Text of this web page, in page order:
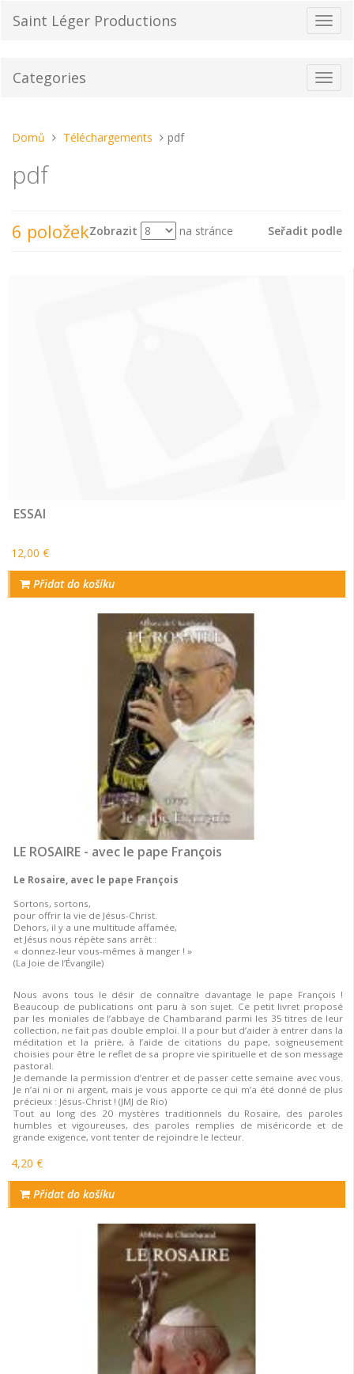
Saint Léger Productions
Categories
Nacházíte
tady:
Domů Téléchargements pdf
pdf
6 položekZobrazit na stránce Seřadit podle
ESSAI
12,00 €
Přidat do košíku
LE ROSAIRE - avec le pape François
Le Rosaire, avec le pape François
Sortons, sortons,
pour offrir la vie de Jésus-Christ.
Dehors, il y a une multitude affamée,
et Jésus nous répète sans arrêt :
« donnez-leur vous-mêmes à manger ! »
(La Joie de l’Évangile)
Nous avons tous le désir de connaître davantage le pape François !
Beaucoup de publications ont paru à son sujet. Ce petit livret proposé
par les moniales de l’abbaye de Chambarand parmi les 35 titres de leur
collection, ne fait pas double emploi. Il a pour but d’aider à entrer dans la
méditation et la prière, à l’aide de citations du pape, soigneusement
choisies pour être le reflet de sa propre vie spirituelle et de son message
pastoral.
Je demande la permission d’entrer et de passer cette semaine avec vous.
Je n’ai ni or ni argent, mais je vous apporte ce qui m’a été donné de plus
précieux : Jésus-Christ ! (JMJ de Rio)
Tout au long des 20 mystères traditionnels du Rosaire, des paroles
humbles et vigoureuses, des paroles remplies de miséricorde et de
grande exigence, vont tenter de rejoindre le lecteur.
4,20 €
Přidat do košíku